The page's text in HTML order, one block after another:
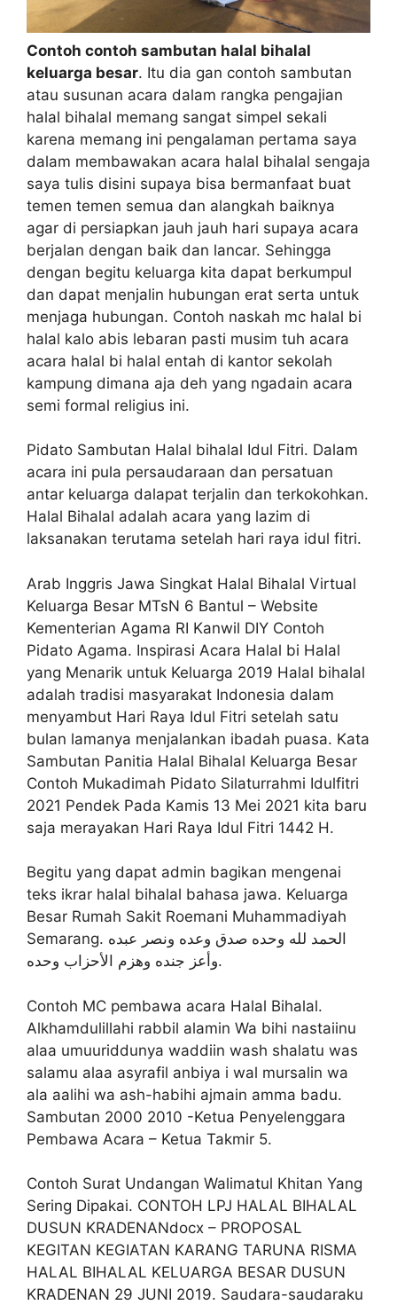
Contoh contoh sambutan halal bihalal
keluarga besar. Itu dia gan contoh sambutan
atau susunan acara dalam rangka pengajian
halal bihalal memang sangat simpel sekali
karena memang ini pengalaman pertama saya
dalam membawakan acara halal bihalal sengaja
saya tulis disini supaya bisa bermanfaat buat
temen temen semua dan alangkah baiknya
agar di persiapkan jauh jauh hari supaya acara
berjalan dengan baik dan lancar. Sehingga
dengan begitu keluarga kita dapat berkumpul
dan dapat menjalin hubungan erat serta untuk
menjaga hubungan. Contoh naskah mc halal bi
halal kalo abis lebaran pasti musim tuh acara
acara halal bi halal entah di kantor sekolah
kampung dimana aja deh yang ngadain acara
semi formal religius ini.
Pidato Sambutan Halal bihalal Idul Fitri. Dalam
acara ini pula persaudaraan dan persatuan
antar keluarga dalapat terjalin dan terkokohkan.
Halal Bihalal adalah acara yang lazim di
laksanakan terutama setelah hari raya idul fitri.
Arab Inggris Jawa Singkat Halal Bihalal Virtual
Keluarga Besar MTsN 6 Bantul – Website
Kementerian Agama RI Kanwil DIY Contoh
Pidato Agama. Inspirasi Acara Halal bi Halal
yang Menarik untuk Keluarga 2019 Halal bihalal
adalah tradisi masyarakat Indonesia dalam
menyambut Hari Raya Idul Fitri setelah satu
bulan lamanya menjalankan ibadah puasa. Kata
Sambutan Panitia Halal Bihalal Keluarga Besar
Contoh Mukadimah Pidato Silaturrahmi Idulfitri
2021 Pendek Pada Kamis 13 Mei 2021 kita baru
saja merayakan Hari Raya Idul Fitri 1442 H.
Begitu yang dapat admin bagikan mengenai
teks ikrar halal bihalal bahasa jawa. Keluarga
Besar Rumah Sakit Roemani Muhammadiyah
Semarang. الحمد لله وحده صدق وعده ونصر عبده
وأعز جنده وهزم الأحزاب وحده.
Contoh MC pembawa acara Halal Bihalal.
Alkhamdulillahi rabbil alamin Wa bihi nastaiinu
alaa umuuriddunya waddiin wash shalatu was
salamu alaa asyrafil anbiya i wal mursalin wa
ala aalihi wa ash-habihi ajmain amma badu.
Sambutan 2000 2010 -Ketua Penyelenggara
Pembawa Acara – Ketua Takmir 5.
Contoh Surat Undangan Walimatul Khitan Yang
Sering Dipakai. CONTOH LPJ HALAL BIHALAL
DUSUN KRADENANdocx – PROPOSAL
KEGITAN KEGIATAN KARANG TARUNA RISMA
HALAL BIHALAL KELUARGA BESAR DUSUN
KRADENAN 29 JUNI 2019. Saudara-saudaraku